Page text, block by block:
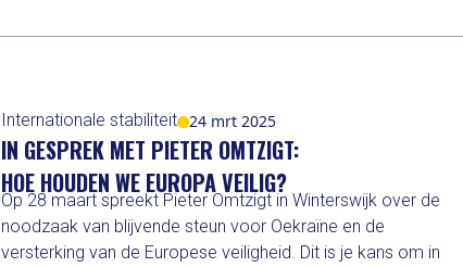
Internationale stabiliteit 24 mrt 2025
IN GESPREK MET PIETER OMTZIGT:
HOE HOUDEN WE EUROPA VEILIG?
Op 28 maart spreekt Pieter Omtzigt in Winterswijk over de
noodzaak van blijvende steun voor Oekraïne en de
versterking van de Europese veiligheid. Dit is je kans om in